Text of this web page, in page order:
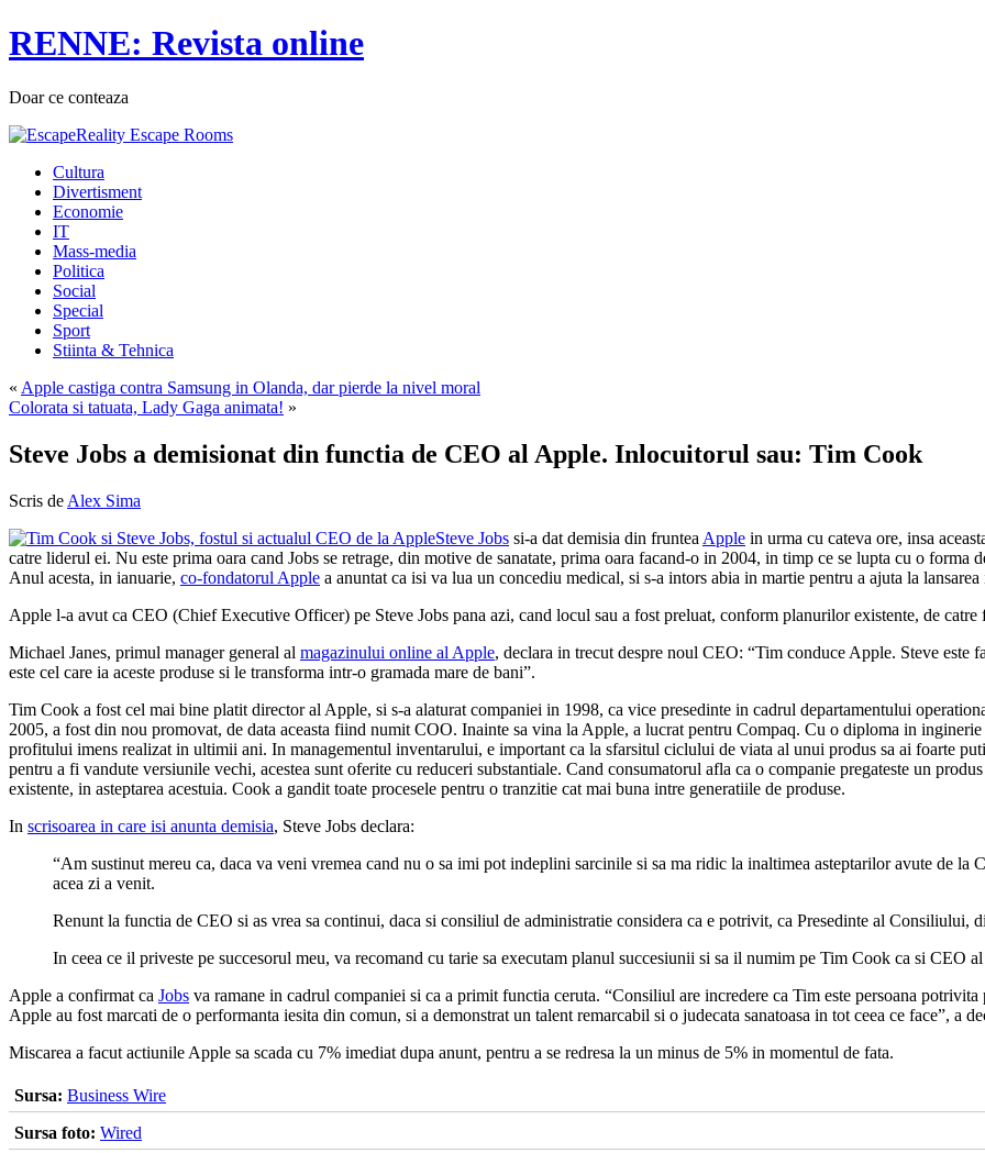
RENNE: Revista online
Doar ce conteaza
Cultura
Divertisment
Economie
IT
Mass-media
Politica
Social
Special
Sport
Stiinta & Tehnica
« Apple castiga contra Samsung in Olanda, dar pierde la nivel moral
Colorata si tatuata, Lady Gaga animata! »
Steve Jobs a demisionat din functia de CEO al Apple. Inlocuitorul sau: Tim Cook
Scris de Alex Sima
Steve Jobs si-a dat demisia din fruntea Apple in urma cu cateva ore, insa
catre liderul ei. Nu este prima oara cand Jobs se retrage, din motive de sanatate, prima oara facand-o in 2004, in timp ce se lupta cu o forma
Anul acesta, in ianuarie, co-fondatorul Apple a anuntat ca isi va lua un concediu medical, si s-a intors abia in martie pentru a ajuta la lansarea
Apple l-a avut ca CEO (Chief Executive Officer) pe Steve Jobs pana azi, cand locul sau a fost preluat, conform planurilor existente, de
Michael Janes, primul manager general al magazinului online al Apple, declara in trecut despre noul CEO: “Tim conduce Apple. Steve este
este cel care ia aceste produse si le transforma intr-o gramada mare de bani”.
Tim Cook a fost cel mai bine platit director al Apple, si s-a alaturat companiei in 1998, ca vice presedinte in cadrul departamentului
2005, a fost din nou promovat, de data aceasta fiind numit COO. Inainte sa vina la Apple, a lucrat pentru Compaq. Cu o diploma in
profitului imens realizat in ultimii ani. In managementul inventarului, e important ca la sfarsitul ciclului de viata al unui produs sa ai foarte
pentru a fi vandute versiunile vechi, acestea sunt oferite cu reduceri substantiale. Cand consumatorul afla ca o companie pregateste un
existente, in asteptarea acestuia. Cook a gandit toate procesele pentru o tranzitie cat mai buna intre generatiile de produse.
In scrisoarea in care isi anunta demisia, Steve Jobs declara:
“Am sustinut mereu ca, daca va veni vremea cand nu o sa imi pot indeplini sarcinile si sa ma ridic la inaltimea asteptarilor avute de
acea zi a venit.
Renunt la functia de CEO si as vrea sa continui, daca si consiliul de administratie considera ca e potrivit, ca Presedinte al Consiliului,
In ceea ce il priveste pe succesorul meu, va recomand cu tarie sa executam planul succesiunii si sa il numim pe Tim Cook ca si CEO
Apple a confirmat ca Jobs va ramane in cadrul companiei si ca a primit functia ceruta. “Consiliul are incredere ca Tim este persoana
Apple au fost marcati de o performanta iesita din comun, si a demonstrat un talent remarcabil si o judecata sanatoasa in tot ceea ce face”,
Miscarea a facut actiunile Apple sa scada cu 7% imediat dupa anunt, pentru a se redresa la un minus de 5% in momentul de fata.
Sursa: Business Wire
Sursa foto: Wired